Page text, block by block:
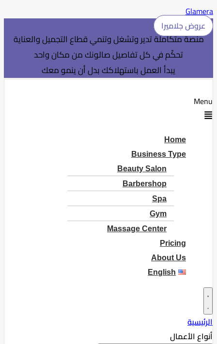
Glamera
عروض جلاميرا
منصة متكاملة تدير وتشغل وتنمي قطاع التجميل والعناية
تحكّم في كل تفاصيل صالونك من مكان واحد
يبدأ العمل باستهلاكك بدل أن ينمو معك
Menu
Home
Business Type
Beauty Salon
Barbershop
Spa
Gym
Massage Center
Pricing
About Us
English
الرئيسية
أنواع الأعمال